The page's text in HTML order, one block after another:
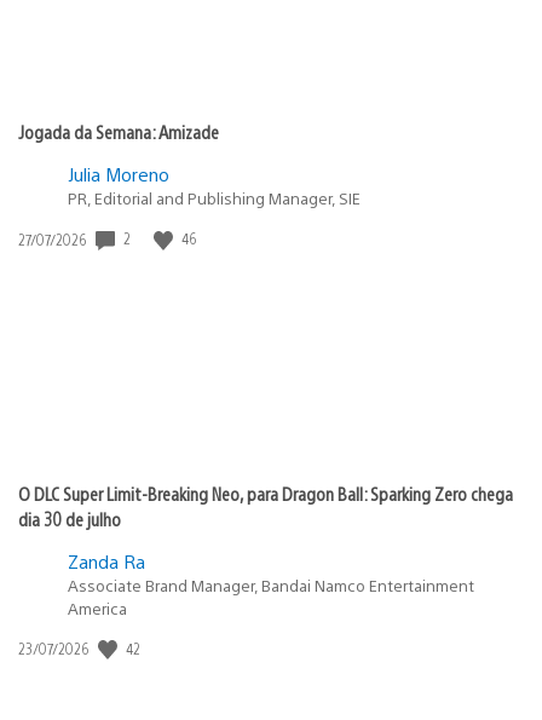
Jogada da Semana: Amizade
Julia Moreno
PR, Editorial and Publishing Manager, SIE
Data
27/07/2026 2 46
O DLC Super Limit-Breaking Neo, para Dragon Ball: Sparking Zero chega
dia 30 de julho
Zanda Ra
Associate Brand Manager, Bandai Namco Entertainment
America
Data
23/07/2026 42